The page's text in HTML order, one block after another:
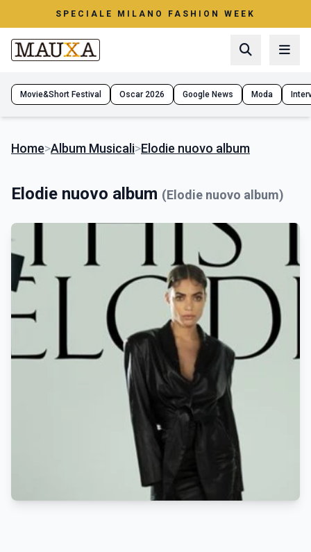
SPECIALE MILANO FASHION WEEK
Movie&Short Festival Oscar 2026 Google News Moda
Home>Album Musicali>Elodie nuovo album
Elodie nuovo album (Elodie nuovo album)